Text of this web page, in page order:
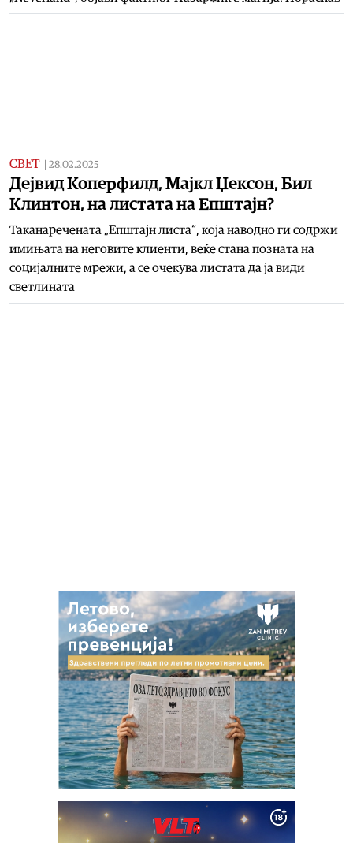
СВЕТ 28.02.2025
Дејвид Коперфилд, Мајкл Џексон, Бил
Клинтон, на листата на Епштајн?
Таканаречената „Епштајн листа“, која наводно ги содржи
имињата на неговите клиенти, веќе стана позната на
социјалните мрежи, а се очекува листата да ја види
светлината